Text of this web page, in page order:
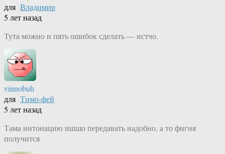
для Владимир
5 лет назад
Тута можно и пять ошибок сделать — истчо.
vinnobuh
для Тимо-фей
5 лет назад
Тама интонацию ишшо передавать надобно, а то фигня
получится